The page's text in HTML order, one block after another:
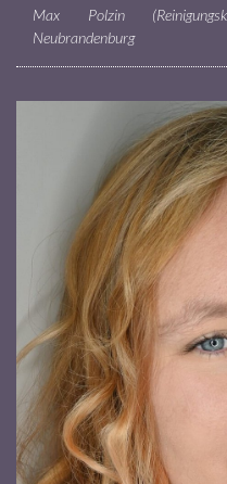
Max Polzin
Neubrandenburg